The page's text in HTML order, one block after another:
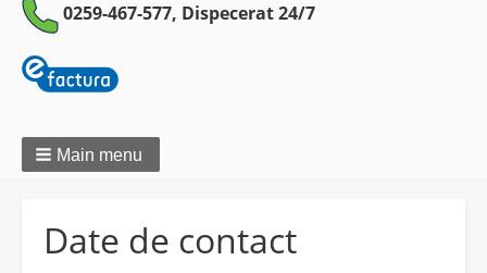
0259-467-577, Dispecerat 24/7
Main menu
Date de contact